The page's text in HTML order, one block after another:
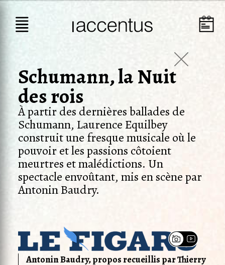
Schumann, la Nuit
des rois
À partir des dernières ballades de
Schumann, Laurence Equilbey
construit une fresque musicale où le
pouvoir et les passions côtoient
meurtres et malédictions. Un
spectacle envoûtant, mis en scène par
Antonin Baudry.
Antonin Baudry, propos recueillis par Thierry